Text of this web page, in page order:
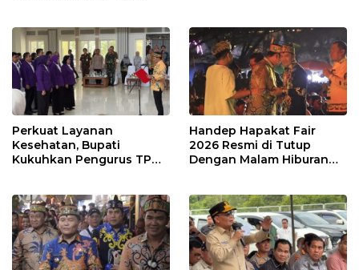
Perkuat Layanan
Kesehatan, Bupati
Kukuhkan Pengurus TP
Handep Hapakat Fair
2026 Resmi di Tutup
Dengan Malam Hiburan